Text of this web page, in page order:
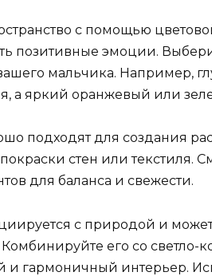
с помощью
позитивные эмоции.
мальчика. Например,
а яркий оранжевый или
подходят для создания
стен или
для баланса и свежести.
с природой и может
его со
и гармоничный интерьер.